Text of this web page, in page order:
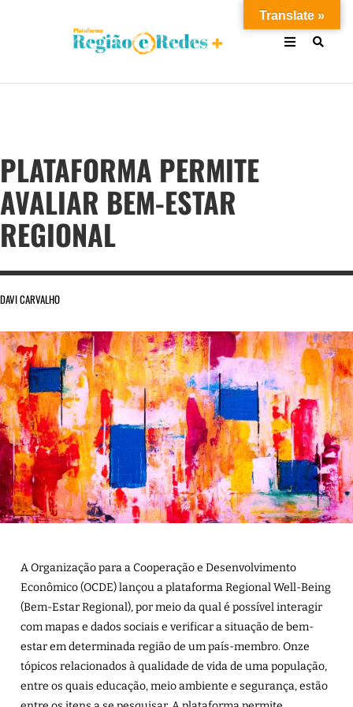
PLATAFORMA PERMITE
AVALIAR BEM-ESTAR
REGIONAL
DAVI CARVALHO
A Organização para a Cooperação e Desenvolvimento
Econômico (OCDE) lançou a plataforma Regional Well-Being
(Bem-Estar Regional), por meio da qual é possível interagir
com mapas e dados sociais e verificar a situação de bem-
estar em determinada região de um país-membro. Onze
tópicos relacionados à qualidade de vida de uma população,
entre os quais educação, meio ambiente e segurança, estão
Translate »